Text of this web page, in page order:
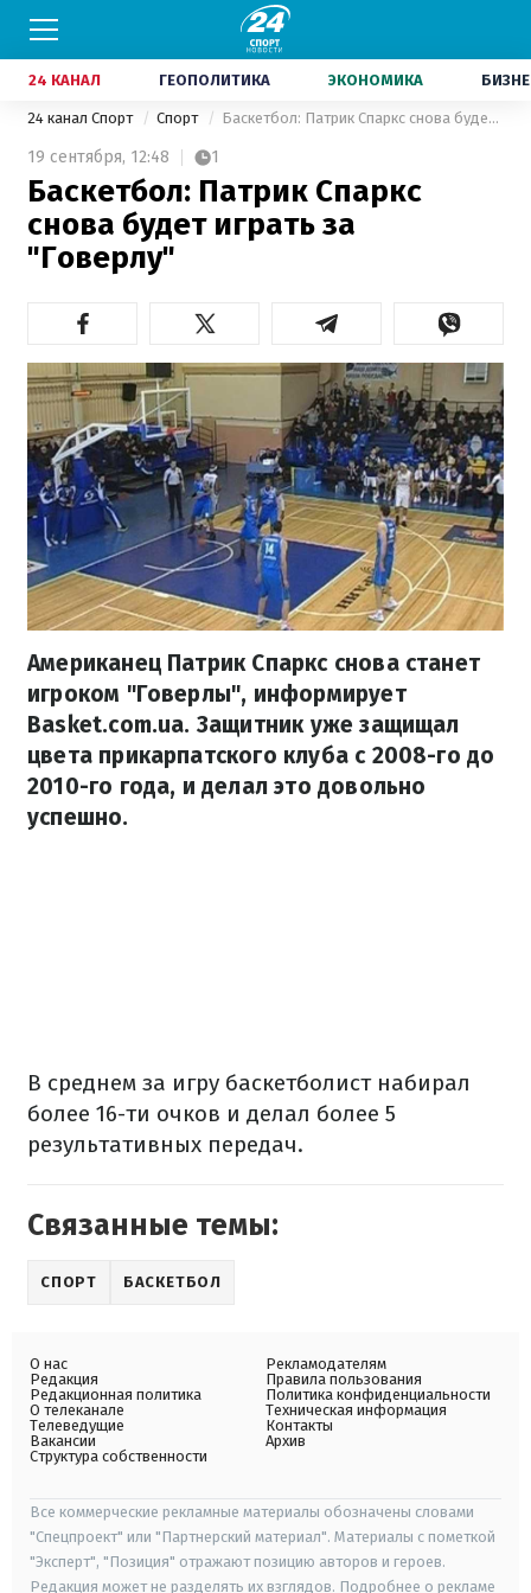
24 КАНАЛ ГЕОПОЛИТИКА ЭКОНОМИКА
24 канал Спорт Спорт Баскетбол: Патрик Спаркс снова будет играть за "Говерлу"
19 сентября, 12:48 1
Баскетбол: Патрик Спаркс
снова будет играть за
"Говерлу"
Американец Патрик Спаркс снова станет
игроком "Говерлы", информирует
Basket.com.ua. Защитник уже защищал
цвета прикарпатского клуба с 2008-го до
2010-го года, и делал это довольно
успешно.
В среднем за игру баскетболист набирал
более 16-ти очков и делал более 5
результативных передач.
Связанные темы:
СПОРТ БАСКЕТБОЛ
О нас
Редакция
Редакционная политика
О телеканале
Телеведущие
Вакансии
Структура собственности
Рекламодателям
Правила пользования
Политика конфиденциальности
Техническая информация
Контакты
Архив
Все коммерческие рекламные материалы обозначены словами
"Спецпроект" или "Партнерский материал". Материалы с пометкой
"Эксперт", "Позиция" отражают позицию авторов и героев.
Редакция может не разделять их взглядов. Подробнее о рекламе